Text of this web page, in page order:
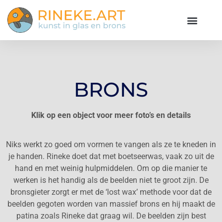
BRONS
Klik op een object voor meer foto’s en details
Niks werkt zo goed om vormen te vangen als ze te kneden in
je handen. Rineke doet dat met boetseerwas, vaak zo uit de
hand en met weinig hulpmiddelen. Om op die manier te
werken is het handig als de beelden niet te groot zijn. De
bronsgieter zorgt er met de ‘lost wax’ methode voor dat de
beelden gegoten worden van massief brons en hij maakt de
patina zoals Rineke dat graag wil. De beelden zijn best